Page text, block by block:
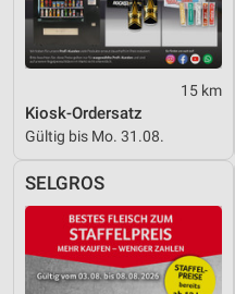
15 km
Kiosk-Ordersatz
Gültig bis Mo. 31.08.
SELGROS